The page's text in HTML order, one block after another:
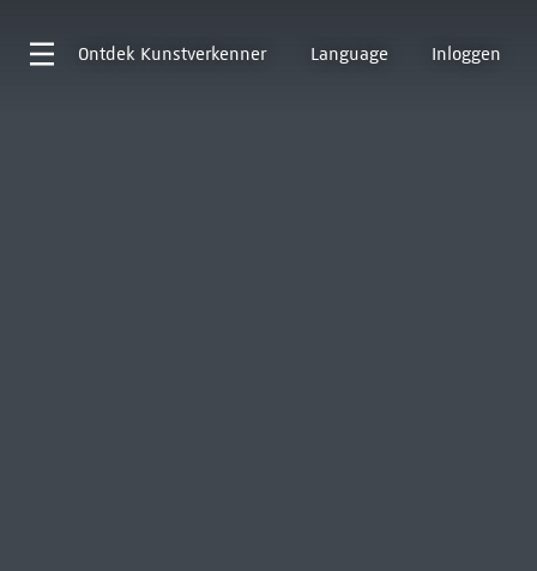
Ontdek Kunstverkenner Language Inloggen